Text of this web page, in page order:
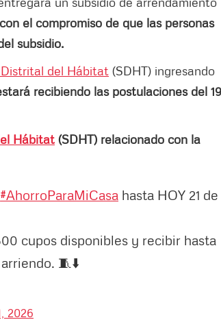
el compromiso de que las personas
subsidio.
del Hábitat (SDHT) ingresando
recibiendo las postulaciones del
Hábitat (SDHT) relacionado con la
#AhorroParaMiCasa hasta HOY 21 de
cupos disponibles y recibir hasta
🧵⬇️
2026